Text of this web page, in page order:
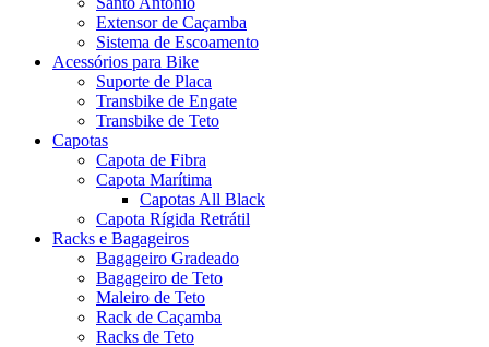
Extensor de Caçamba
Sistema de Escoamento
Acessórios para Bike
Suporte de Placa
Transbike de Engate
Transbike de Teto
Capotas
Capota de Fibra
Capota Marítima
Capotas All Black
Capota Rígida Retrátil
Racks e Bagageiros
Bagageiro Gradeado
Bagageiro de Teto
Maleiro de Teto
Rack de Caçamba
Racks de Teto